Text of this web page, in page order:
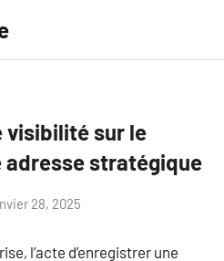
visibilité sur le
adresse stratégique
28, 2025
l’acte d’enregistrer une